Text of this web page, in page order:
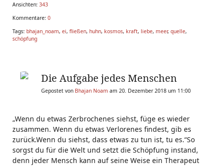
Ansichten: 343
Kommentare: 0
Tags: bhajan_noam, ei, fließen, huhn, kosmos, kraft, liebe, meer, quelle,
schöpfung
Die Aufgabe jedes Menschen
Gepostet von Bhajan Noam am 20. Dezember 2018 um 11:00
„Wenn du etwas Zerbrochenes siehst, füge es wieder
zusammen. Wenn du etwas Verlorenes findest, gib es
zurück.Wenn du siehst, dass etwas zu tun ist, tu es.“So
sorgst du für die Welt und setzt die Schöpfung instand,
denn jeder Mensch kann auf seine Weise ein Therapeut